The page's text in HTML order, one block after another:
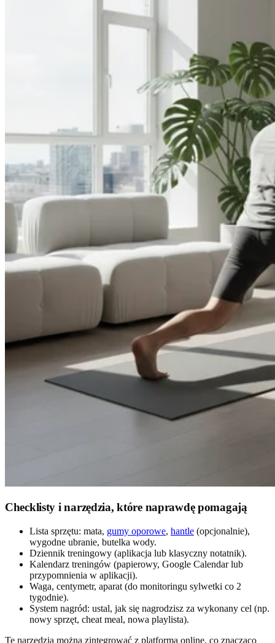
Checklisty i narzędzia, które naprawdę pomagają
Lista sprzętu: mata, gumy oporowe, hantle (opcjonalnie),
wygodne ubranie, butelka wody.
Dziennik treningowy (aplikacja lub klasyczny notatnik).
Kalendarz treningów (papierowy, Google Calendar lub
przypomnienia w aplikacji).
Waga, centymetr, aparat (do monitoringu sylwetki co 2
tygodnie).
System nagród: ustal, jak się nagrodzisz za wykonany cel (np.
nowy sprzęt, cheat meal, nowa playlista).
Te narzędzia można zintegrować z platformą online, co znacząco